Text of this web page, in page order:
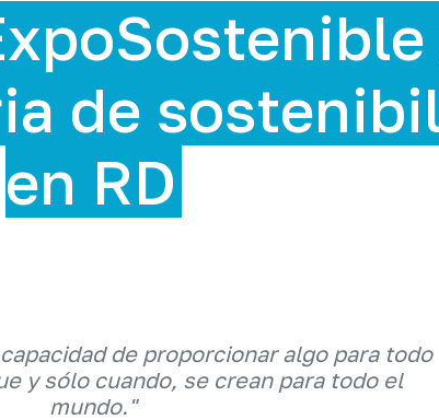
de
en RD
de proporcionar algo para todo
y sólo cuando, se crean para todo el
mundo."